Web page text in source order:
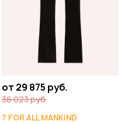
от 29 875 руб.
38 023 руб.
7 FOR ALL MANKIND